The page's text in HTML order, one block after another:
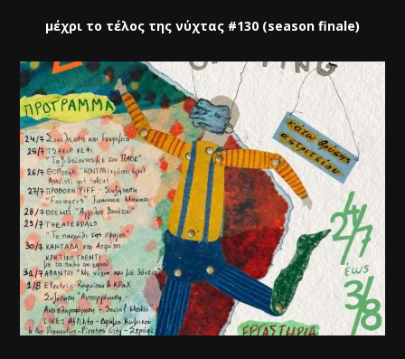
μέχρι το τέλος της νύχτας #130 (season finale)